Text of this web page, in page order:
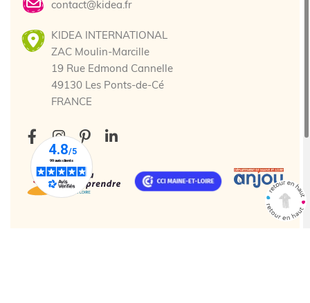
contact@kidea.fr
KIDEA INTERNATIONAL
ZAC Moulin-Marcille
19 Rue Edmond Cannelle
49130 Les Ponts-de-Cé
FRANCE